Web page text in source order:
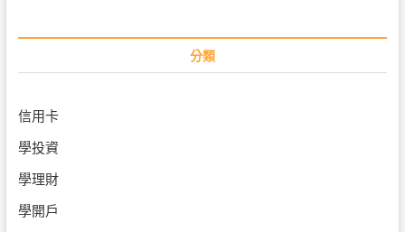
分類
信用卡
學投資
學理財
學開戶